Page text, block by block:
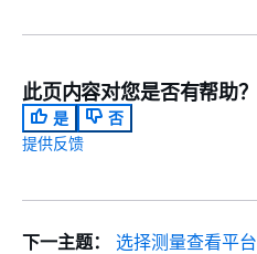
此页内容对您是否有帮助？
是
否
提供反馈
下一主题：
选择测量查看平台